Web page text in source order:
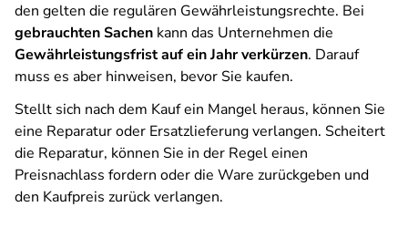
den gelten die regulären Gewährleistungsrechte. Bei
gebrauchten Sachen kann das Unternehmen die
Gewährleistungsfrist auf ein Jahr verkürzen. Darauf
muss es aber hinweisen, bevor Sie kaufen.
Stellt sich nach dem Kauf ein Mangel heraus, können Sie
eine Reparatur oder Ersatzlieferung verlangen. Scheitert
die Reparatur, können Sie in der Regel einen
Preisnachlass fordern oder die Ware zurückgeben und
den Kaufpreis zurück verlangen.